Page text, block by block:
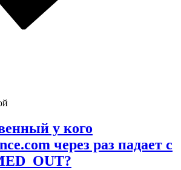
у кого
через раз падает с